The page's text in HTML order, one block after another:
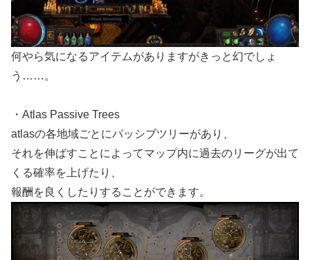
何やら気になるアイテムがありますがきっと幻でしょ
う……。
・Atlas Passive Trees
atlasの各地域ごとにパッシブツリーがあり、
それを伸ばすことによってマップ内に過去のリーグが出て
くる確率を上げたり、
報酬を良くしたりすることができます。